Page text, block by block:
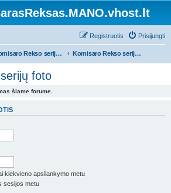
Prisijungti
Registruotis
Komisaro Rekso serijų aprašymai ir foto Komisaro Rekso serijų foto
foto
šiame forume.
kiekvieno apsilankymo metu
sesijos metu